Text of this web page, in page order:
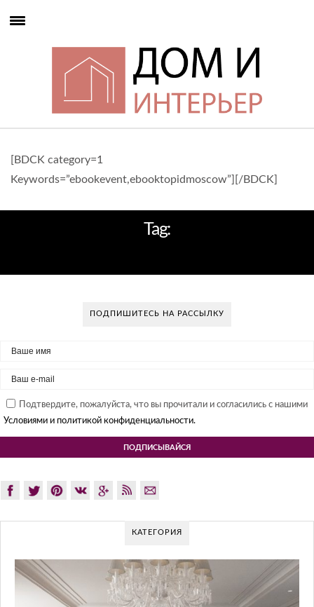
[BDCK category=1
Keywords=”ebookevent,ebooktopidmoscow”][/BDCK]
Tag:
ПОДПИШИТЕСЬ НА РАССЫЛКУ
Подтвердите, пожалуйста, что вы прочитали и согласились с нашими
Условиями и политикой конфиденциальности.
КАТЕГОРИЯ
GLAZOV DESIGN GROUP –
ПОДХОД К ДИЗАЙНУ